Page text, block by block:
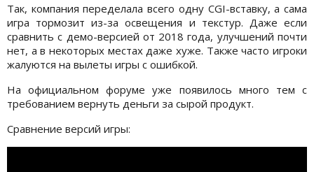
Так, компания переделала всего одну CGI-вставку, а сама
игра тормозит из-за освещения и текстур. Даже если
сравнить с демо-версией от 2018 года, улучшений почти
нет, а в некоторых местах даже хуже. Также часто игроки
жалуются на вылеты игры с ошибкой.
На официальном форуме уже появилось много тем с
требованием вернуть деньги за сырой продукт.
Сравнение версий игры: